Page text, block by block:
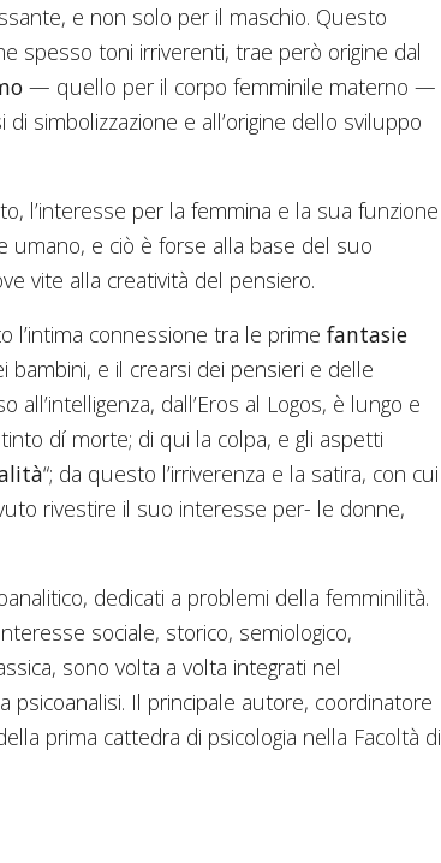
e non solo per il maschio. Questo
spesso toni irriverenti, trae però origine dal
— quello per il corpo femminile materno —
simbolizzazione e all’origine dello sviluppo
l’interesse per la femmina e la sua funzione
umano, e ciò è forse alla base del suo
vite alla creatività del pensiero.
l’intima connessione tra le prime fantasie
bambini, e il crearsi dei pensieri e delle
dall’Eros al Logos, è lungo e
dí morte; di qui la colpa, e gli aspetti
“; da questo l’irriverenza e la satira, con cui
rivestire il suo interesse per- le donne,
dedicati a problemi della femminilità.
sociale, storico, semiologico,
sono volta a volta integrati nel
Il principale autore, coordinatore
prima cattedra di psicologia nella Facoltà di